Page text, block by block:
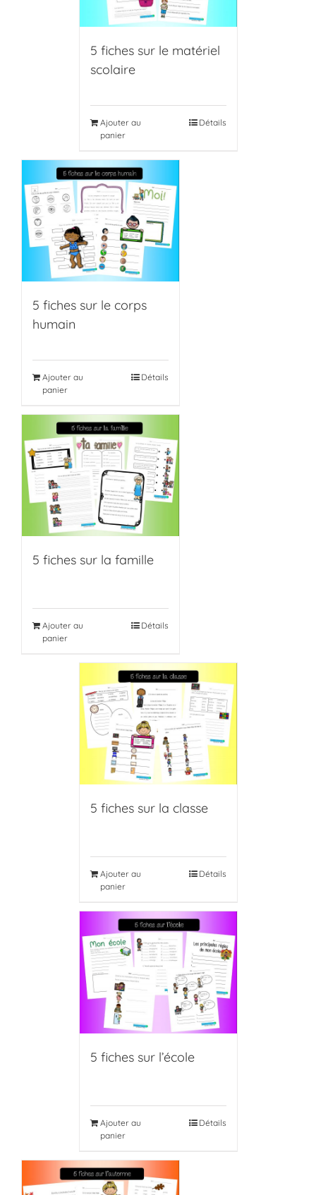
5 fiches sur le matériel
scolaire
Ajouter au
panier
Détails
5 fiches sur le corps
humain
Ajouter au
panier
Détails
5 fiches sur la famille
Ajouter au
panier
Détails
5 fiches sur la classe
Ajouter au
panier
Détails
5 fiches sur l’école
Ajouter au
panier
Détails